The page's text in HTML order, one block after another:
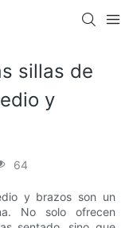
sillas de
y
64
y brazos son un
No solo ofrecen